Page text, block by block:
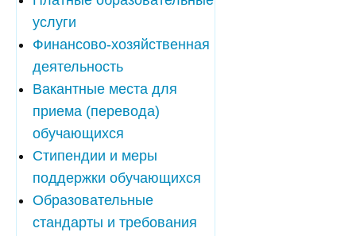
услуги
Финансово-хозяйственная
деятельность
Вакантные места для
приема (перевода)
обучающихся
Стипендии и меры
поддержки обучающихся
Образовательные
стандарты и требования